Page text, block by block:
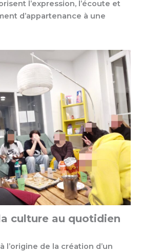
l’expression, l’écoute et
d’appartenance à une
culture au quotidien
l’origine de la création d’un